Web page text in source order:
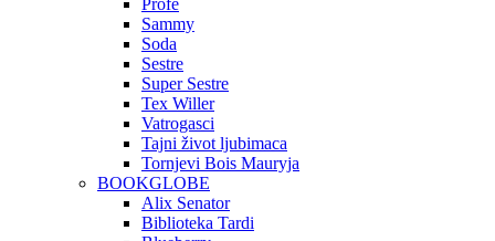
Profe
Sammy
Soda
Sestre
Super Sestre
Tex Willer
Vatrogasci
Tajni život ljubimaca
Tornjevi Bois Mauryja
BOOKGLOBE
Alix Senator
Biblioteka Tardi